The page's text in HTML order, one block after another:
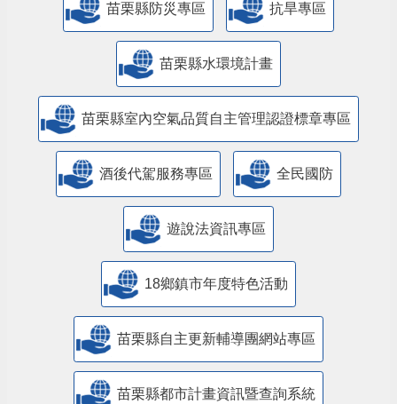
苗栗縣防災專區 抗旱專區
苗栗縣水環境計畫
苗栗縣室內空氣品質自主管理認證標章專區
酒後代駕服務專區 全民國防
遊說法資訊專區
18鄉鎮市年度特色活動
苗栗縣自主更新輔導團網站專區
苗栗縣都市計畫資訊暨查詢系統